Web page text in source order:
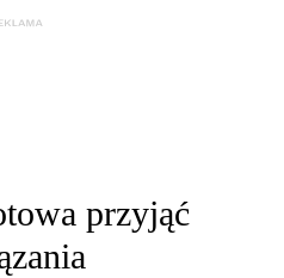
przyjąć